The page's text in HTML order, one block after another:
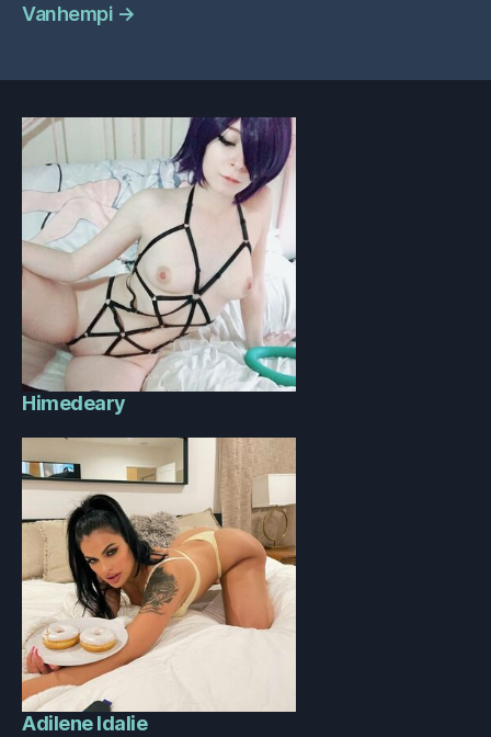
Vanhempi →
Himedeary
Adilene Idalie